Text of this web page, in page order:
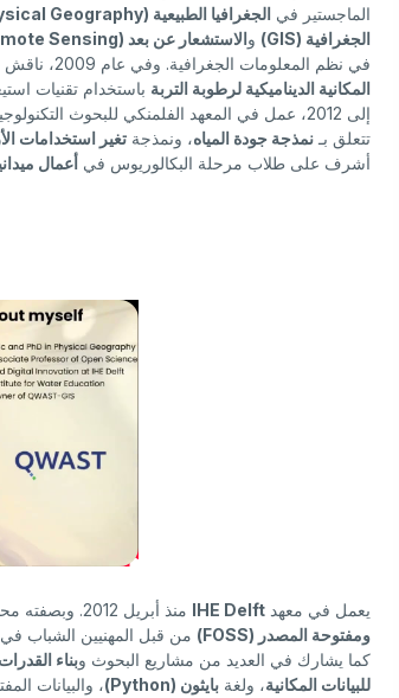
الماجستير في الجغرافيا الطبيعية (Physical Geography)
الجغرافية (GIS)
والاستشعار عن بعد (Remote Sensing)
في نظم المعلومات الجغرافية. وفي عام 2009، ناقش أطروحة الدكتوراه في جامعة أوتريخت حول
المكانية الديناميكية لرطوبة التربة باستخدام تقنيات
إلى 2012، عمل في المعهد الفلمنكي للبحوث التكنولوجية (
تتعلق بـ نمذجة جودة المياه، ونمذجة تغير استخدامات
أشرف على طلاب مرحلة البكالوريوس في أعمال
يعمل في معهد IHE Delft منذ أبريل 2012. وبصفته محاضراً معتمداً في برنامج
ومفتوحة المصدر (FOSS)
من قبل المهنيين الشباب
كما يشارك في العديد من مشاريع البحوث وبناء القدرات
للبيانات المكانية، ولغة بايثون (Python)
، والبيانات